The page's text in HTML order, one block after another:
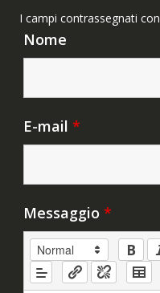
I campi contrassegnati con
Nome
E-mail *
Messaggio *